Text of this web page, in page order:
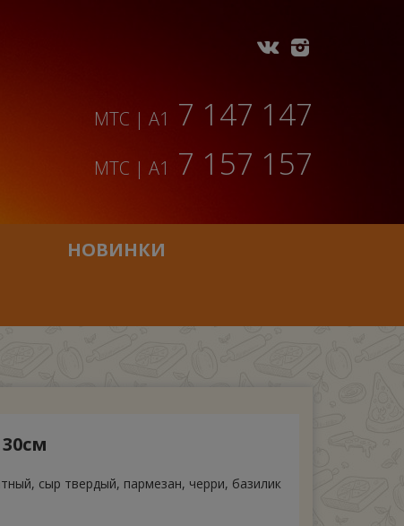
МТС | A1 7 147 147
МТС | A1 7 157 157
НОВИНКИ
сыр твердый, пармезан, черри, базилик